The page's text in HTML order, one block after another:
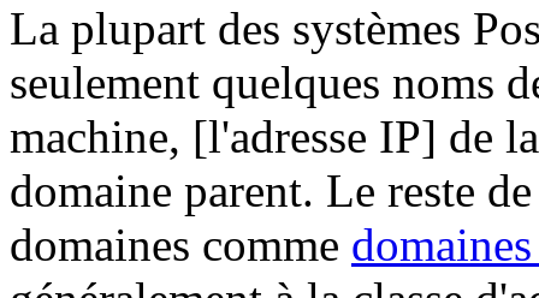
La plupart des systèmes
seulement quelques noms
machine, [l'adresse IP] de
domaine parent. Le reste
domaines comme